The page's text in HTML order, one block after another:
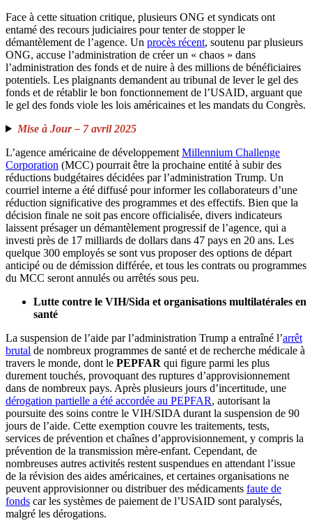
Face à cette situation critique, plusieurs ONG et syndicats ont
entamé des recours judiciaires pour tenter de stopper le
démantèlement de l’agence. Un procès récent, soutenu par plusieurs
ONG, accuse l’administration de créer un « chaos » dans
l’administration des fonds et de nuire à des millions de bénéficiaires
potentiels. Les plaignants demandent au tribunal de lever le gel des
fonds et de rétablir le bon fonctionnement de l’USAID, arguant que
le gel des fonds viole les lois américaines et les mandats du Congrès.
Mise à Jour – 7 avril 2025
L’agence américaine de développement Millennium Challenge
Corporation (MCC) pourrait être la prochaine entité à subir des
réductions budgétaires décidées par l’administration Trump. Un
courriel interne a été diffusé pour informer les collaborateurs d’une
réduction significative des programmes et des effectifs. Bien que la
décision finale ne soit pas encore officialisée, divers indicateurs
laissent présager un démantèlement progressif de l’agence, qui a
investi près de 17 milliards de dollars dans 47 pays en 20 ans. Les
quelque 300 employés se sont vus proposer des options de départ
anticipé ou de démission différée, et tous les contrats ou programmes
du MCC seront annulés ou arrêtés sous peu.
Lutte contre le VIH/Sida et organisations multilatérales en
santé
La suspension de l’aide par l’administration Trump a entraîné l’arrêt
brutal de nombreux programmes de santé et de recherche médicale à
travers le monde, dont le PEPFAR qui figure parmi les plus
durement touchés, provoquant des ruptures d’approvisionnement
dans de nombreux pays. Après plusieurs jours d’incertitude, une
dérogation partielle a été accordée au PEPFAR, autorisant la
poursuite des soins contre le VIH/SIDA durant la suspension de 90
jours de l’aide. Cette exemption couvre les traitements, tests,
services de prévention et chaînes d’approvisionnement, y compris la
prévention de la transmission mère-enfant. Cependant, de
nombreuses autres activités restent suspendues en attendant l’issue
de la révision des aides américaines, et certaines organisations ne
peuvent approvisionner ou distribuer des médicaments faute de
fonds car les systèmes de paiement de l’USAID sont paralysés,
malgré les dérogations.